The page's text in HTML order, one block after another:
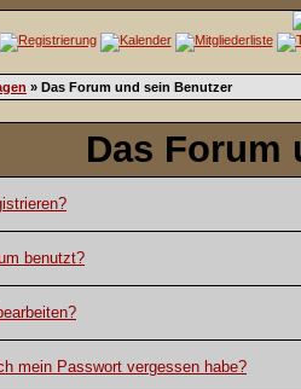
» Das Forum und sein Benutzer
Das Forum
benutzt?
mein Passwort vergessen habe?